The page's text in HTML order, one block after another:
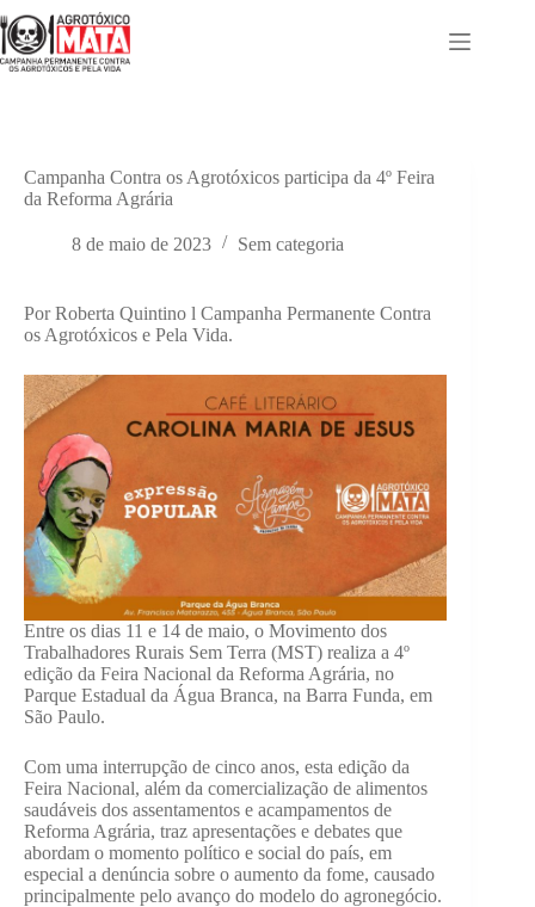
para
o
conteúdo
Campanha Contra os Agrotóxicos participa da 4º Feira
da Reforma Agrária
8 de maio de 2023 Sem categoria
Por Roberta Quintino l Campanha Permanente Contra
os Agrotóxicos e Pela Vida.
Entre os dias 11 e 14 de maio, o Movimento dos
Trabalhadores Rurais Sem Terra (MST) realiza a 4º
edição da Feira Nacional da Reforma Agrária, no
Parque Estadual da Água Branca, na Barra Funda, em
São Paulo.
Com uma interrupção de cinco anos, esta edição da
Feira Nacional, além da comercialização de alimentos
saudáveis dos assentamentos e acampamentos de
Reforma Agrária, traz apresentações e debates que
abordam o momento político e social do país, em
especial a denúncia sobre o aumento da fome, causado
principalmente pelo avanço do modelo do agronegócio.